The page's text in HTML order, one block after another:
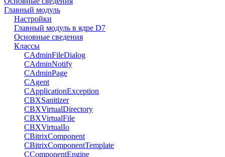
Главный модуль
Настройки
Главный модуль в ядре D7
Основные сведения
Классы
CAdminFileDialog
CAdminNotify
CAdminPage
CAgent
CApplicationException
CBXSanitizer
CBXVirtualDirectory
CBXVirtualFile
CBXVirtualIo
CBitrixComponent
CBitrixComponentTemplate
CComponentEngine